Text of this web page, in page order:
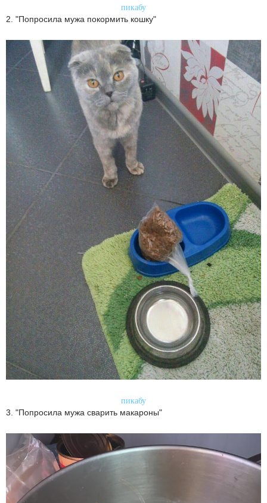
пикабу
2. "Попросила мужа покормить кошку"
пикабу
3. "Попросила мужа сварить макароны"